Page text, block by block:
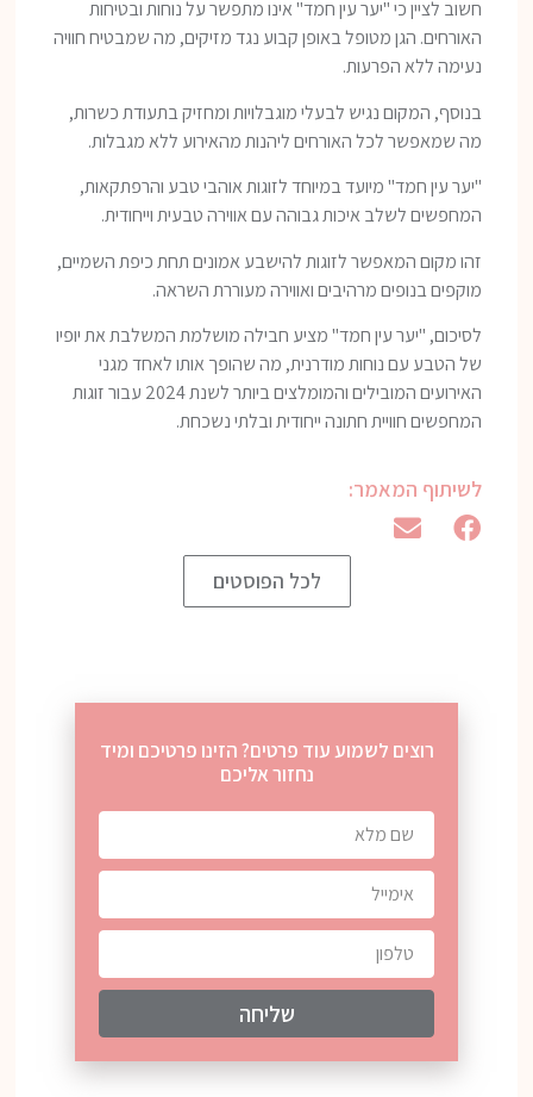
חשוב לציין כי "יער עין חמד" אינו מתפשר על נוחות ובטיחות
האורחים. הגן מטופל באופן קבוע נגד מזיקים, מה שמבטיח חוויה
נעימה ללא הפרעות.
בנוסף, המקום נגיש לבעלי מוגבלויות ומחזיק בתעודת כשרות,
מה שמאפשר לכל האורחים ליהנות מהאירוע ללא מגבלות.
"יער עין חמד" מיועד במיוחד לזוגות אוהבי טבע והרפתקאות,
המחפשים לשלב איכות גבוהה עם אווירה טבעית וייחודית.
זהו מקום המאפשר לזוגות להישבע אמונים תחת כיפת השמיים,
מוקפים בנופים מרהיבים ואווירה מעוררת השראה.
לסיכום, "יער עין חמד" מציע חבילה מושלמת המשלבת את יופיו
של הטבע עם נוחות מודרנית, מה שהופך אותו לאחד מגני
האירועים המובילים והמומלצים ביותר לשנת 2024 עבור זוגות
המחפשים חוויית חתונה ייחודית ובלתי נשכחת.
לשיתוף המאמר:
לכל הפוסטים
רוצים לשמוע עוד פרטים? הזינו פרטיכם ומיד
נחזור אליכם
שליחה